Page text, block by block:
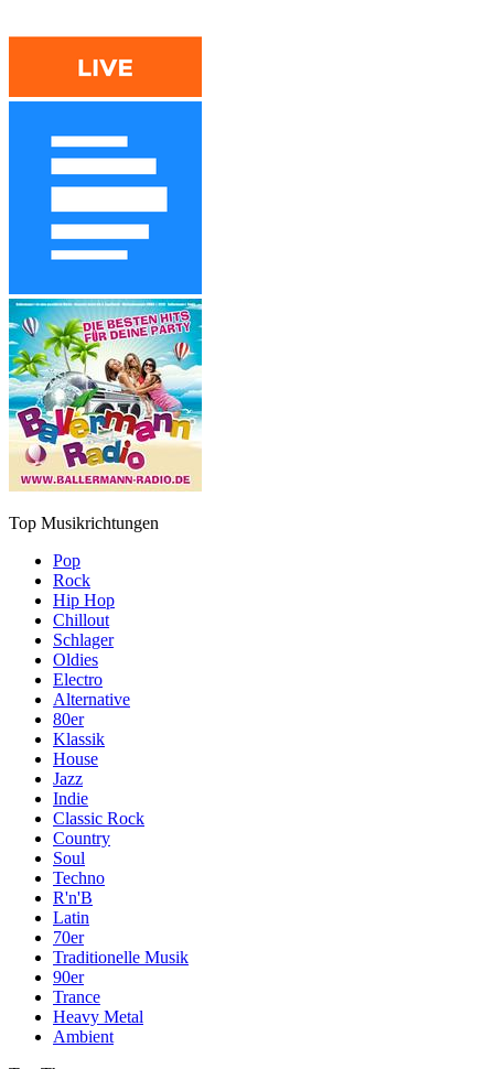
Top Musikrichtungen
Pop
Rock
Hip Hop
Chillout
Schlager
Oldies
Electro
Alternative
80er
Klassik
House
Jazz
Indie
Classic Rock
Country
Soul
Techno
R'n'B
Latin
70er
Traditionelle Musik
90er
Trance
Heavy Metal
Ambient